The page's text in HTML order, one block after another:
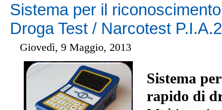
Sistema per il
Droga Test / Narcotest
Giovedì, 9 Maggio, 2013
Sistema
rapido di